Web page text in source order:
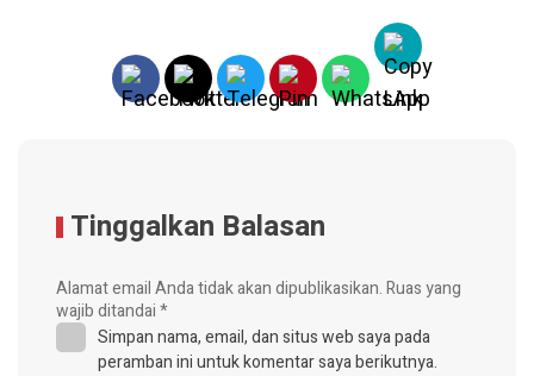
Tinggalkan Balasan
Alamat email Anda tidak akan dipublikasikan.Ruas yang
wajib ditandai*
Simpan nama, email, dan situs web saya pada
peramban ini untuk komentar saya berikutnya.